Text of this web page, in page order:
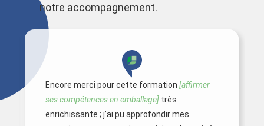
notre accompagnement.
Encore merci pour cette formation[affirmer
ses compétences en emballage] très
enrichissante ; j’ai pu approfondir mes